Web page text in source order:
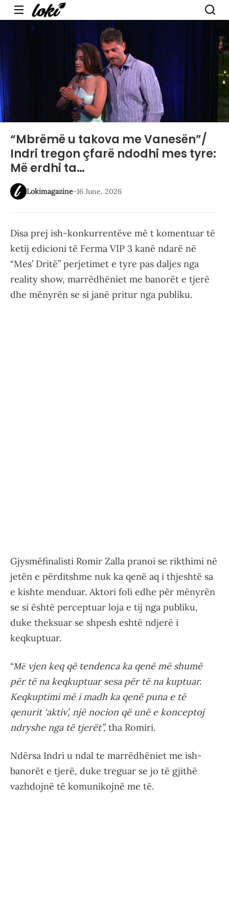
Menu
“Mbrëmë u takova me Vanesën”/
Indri tregon çfarë ndodhi mes tyre:
Më erdhi ta…
Lokimagazine-16 June, 2026
Disa prej ish-konkurrentëve më t komentuar të
ketij edicioni të Ferma VIP 3 kanë ndarë në
“Mes’ Dritë” perjetimet e tyre pas daljes nga
reality show, marrëdhëniet me banorët e tjerë
dhe mënyrën se si janë pritur nga publiku.
Gjysmëfinalisti Romir Zalla pranoi se rikthimi në
jetën e përditshme nuk ka qenë aq i thjeshtë sa
e kishte menduar. Aktori foli edhe për mënyrën
se si është perceptuar loja e tij nga publiku,
duke theksuar se shpesh eshtë ndjerë i
keqkuptuar.
“Мё vjen keq që tendenca ka qenë më shumë
për të na keqkuptuar sesa për të na kuptuar.
Keqkuptimi më i madh ka qenë puna e të
qenurit ‘aktiv’, një nocion që unë e konceptoj
ndryshe nga të tjerët”, tha Romiri.
Ndërsa Indri u ndal te marrëdhëniet me ish-
banorët e tjerë, duke treguar se jo të gjithë
vazhdojnë të komunikojnë me të.